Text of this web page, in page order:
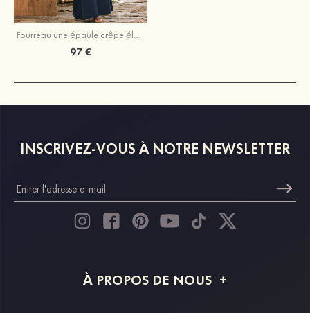
Fourreau une épaule crêpe élastique longueur ras du sol robe de demoiselle d'honneur avec volants
97 €
INSCRIVEZ-VOUS À NOTRE NEWSLETTER
À PROPOS DE NOUS